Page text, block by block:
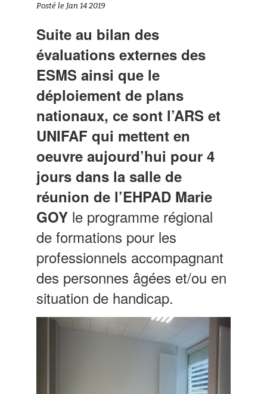
Posté le Jan 14 2019
Suite au bilan des
évaluations externes des
ESMS ainsi que le
déploiement de plans
nationaux, ce sont l’ARS et
UNIFAF qui mettent en
oeuvre aujourd’hui pour 4
jours dans la salle de
réunion de l’EHPAD Marie
GOY le programme régional
de formations pour les
professionnels accompagnant
des personnes âgées et/ou en
situation de handicap.